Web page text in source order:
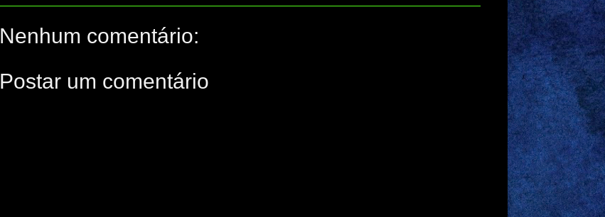
Nenhum comentário:
Postar um comentário